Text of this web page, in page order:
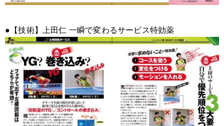
●【技術】上田仁 一瞬で変わるサービス特効薬